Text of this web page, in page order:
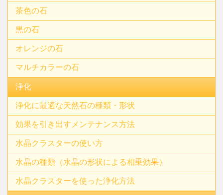
茶色の石
黒の石
オレンジの石
マルチカラーの石
浄化
浄化に最適な天然石の種類・形状
効果を引き出すメンテナンス方法
水晶クラスターの使い方
水晶の種類（水晶の形状による相乗効果）
水晶クラスターを使った浄化方法